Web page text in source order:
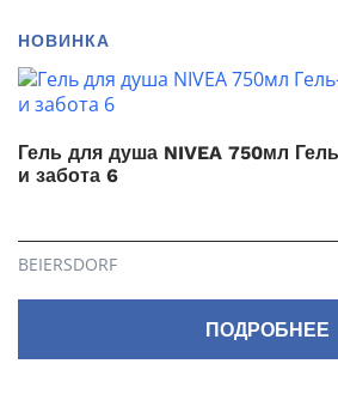
НОВИНКА
Гель для душа NIVEA 750мл
и забота 6
BEIERSDORF
ПОДРОБНЕЕ